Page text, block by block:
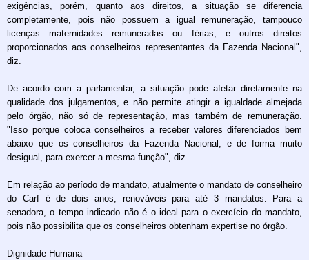
exigências, porém, quanto aos direitos, a situação se diferencia
completamente, pois não possuem a igual remuneração, tampouco
licenças maternidades remuneradas ou férias, e outros direitos
proporcionados aos conselheiros representantes da Fazenda Nacional",
diz.
De acordo com a parlamentar, a situação pode afetar diretamente na
qualidade dos julgamentos, e não permite atingir a igualdade almejada
pelo órgão, não só de representação, mas também de remuneração.
"Isso porque coloca conselheiros a receber valores diferenciados bem
abaixo que os conselheiros da Fazenda Nacional, e de forma muito
desigual, para exercer a mesma função", diz.
Em relação ao período de mandato, atualmente o mandato de conselheiro
do Carf é de dois anos, renováveis para até 3 mandatos. Para a
senadora, o tempo indicado não é o ideal para o exercício do mandato,
pois não possibilita que os conselheiros obtenham expertise no órgão.
Dignidade Humana